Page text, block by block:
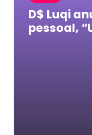
D$ Luqi
pessoal,